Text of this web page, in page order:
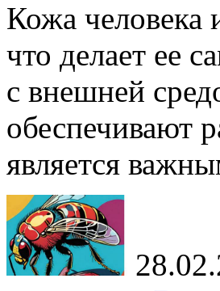
Кожа человека
что делает ее
с внешней
обеспечивают
является